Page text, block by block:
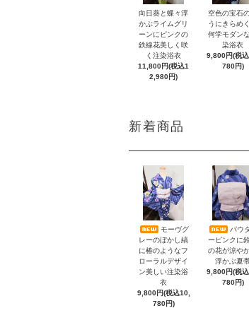
向日葵と蝶々浮
かぶライムグリ
ーンにピンクの
鉄線花美しく咲
く注染浴衣
11,800円(税込1
2,980円)
空色の宝石
うにきらめ
何学モダン
染浴衣
9,800円(税込
780円)
新着商品
モーヴグ
レーのぼかし縞
に椿のようなフ
ローラルデザイ
ン美しい注染浴
衣
9,800円(税込10,
780円)
パウ
ーピンクに
の花が涼や
浮かぶ夏
9,800円(税込
780円)